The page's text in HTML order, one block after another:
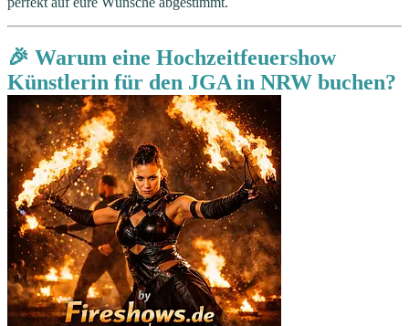
🎉 Warum eine Hochzeitfeuershow
Künstlerin für den JGA in NRW buchen?